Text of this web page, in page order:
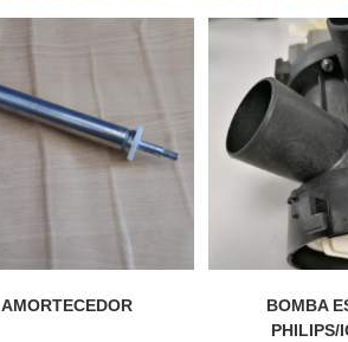
AMORTECEDOR
BOMBA
PHILIPS/